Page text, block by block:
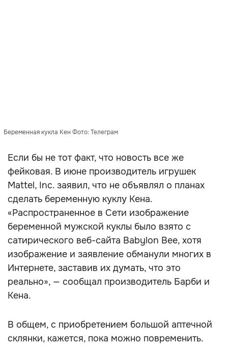
Беременная кукла Кен Фото: Телеграм
Если бы не тот факт, что новость все же
фейковая. В июне производитель игрушек
Mattel, Inc. заявил, что не объявлял о планах
сделать беременную куклу Кена.
«Распространенное в Сети изображение
беременной мужской куклы было взято с
сатирического веб-сайта Babylon Bee, хотя
изображение и заявление обманули многих в
Интернете, заставив их думать, что это
реально», — сообщал производитель Барби и
Кена.
В общем, с приобретением большой аптечной
склянки, кажется, пока можно повременить.